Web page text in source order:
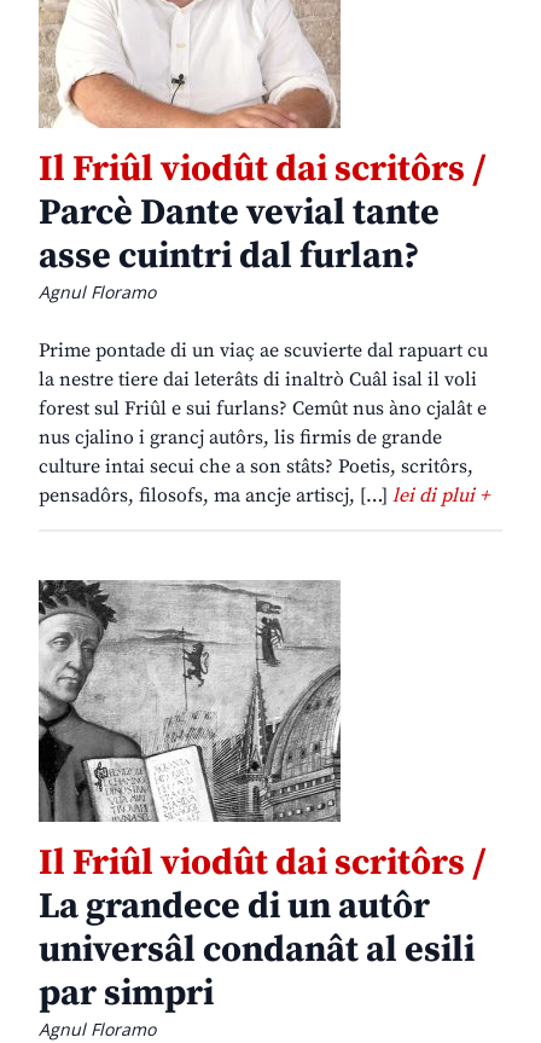
Il Friûl viodût dai scritôrs /
Parcè Dante vevial tante
asse cuintri dal furlan?
Agnul Floramo
Prime pontade di un viaç ae scuvierte dal rapuart cu
la nestre tiere dai leterâts di inaltrò Cuâl isal il voli
forest sul Friûl e sui furlans? Cemût nus àno cjalât e
nus cjalino i grancj autôrs, lis firmis de grande
culture intai secui che a son stâts? Poetis, scritôrs,
pensadôrs, filosofs, ma ancje artiscj, […] lei di plui +
Il Friûl viodût dai scritôrs /
La grandece di un autôr
universâl condanât al esili
par simpri
Agnul Floramo